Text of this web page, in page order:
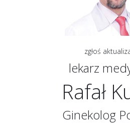
zgłoś
lekarz
Rafał
Ginekolog